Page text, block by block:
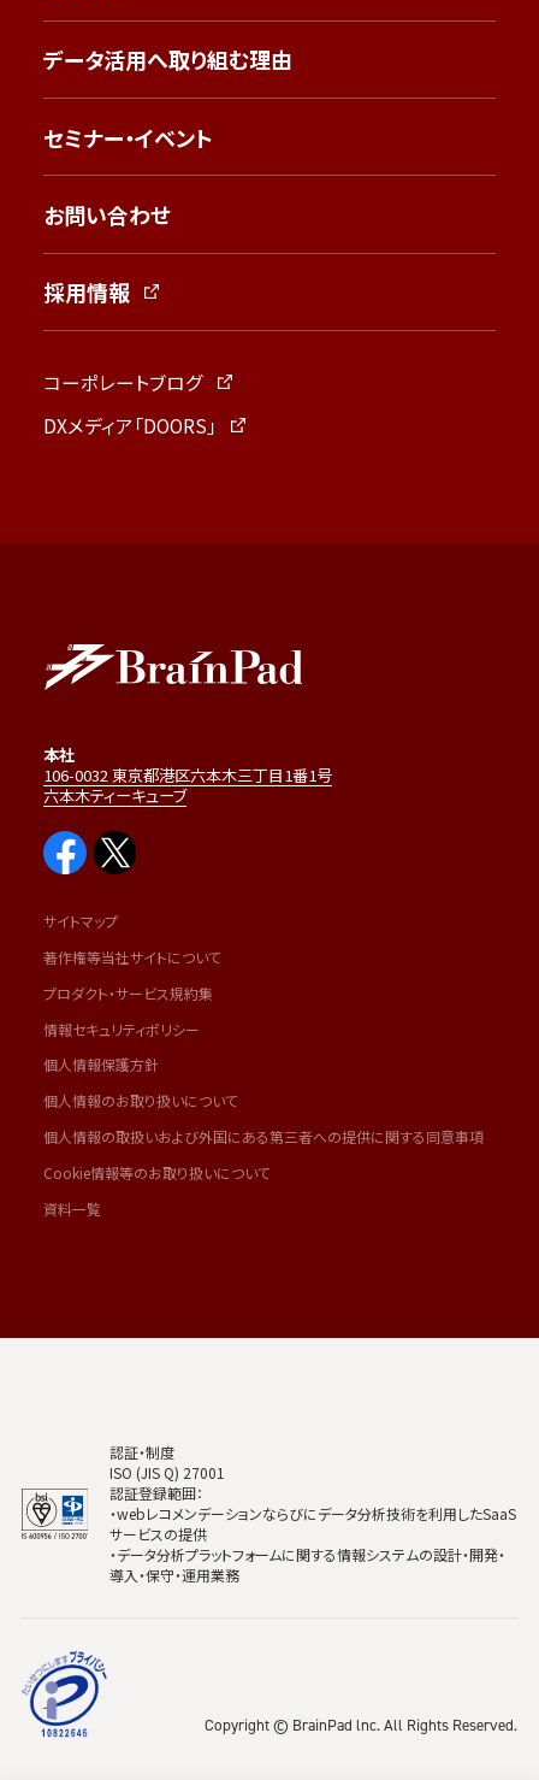
データ活用へ取り組む理由
セミナー・イベント
お問い合わせ
採用情報
コーポレートブログ
DXメディア「DOORS」
本社
106-0032 東京都港区六本木三丁目1番1号
六本木ティーキューブ
サイトマップ
著作権等当社サイトについて
プロダクト・サービス規約集
情報セキュリティポリシー
個人情報保護方針
個人情報のお取り扱いについて
個人情報の取扱いおよび外国にある第三者への提供に関する同意事項
Cookie情報等のお取り扱いについて
資料一覧
認証・制度
ISO (JIS Q) 27001
認証登録範囲：
・webレコメンデーションならびにデータ分析技術を利用したSaaS
サービスの提供
・データ分析プラットフォームに関する情報システムの設計・開発・
導入・保守・運用業務
Copyright © BrainPad lnc. All Rights Reserved.